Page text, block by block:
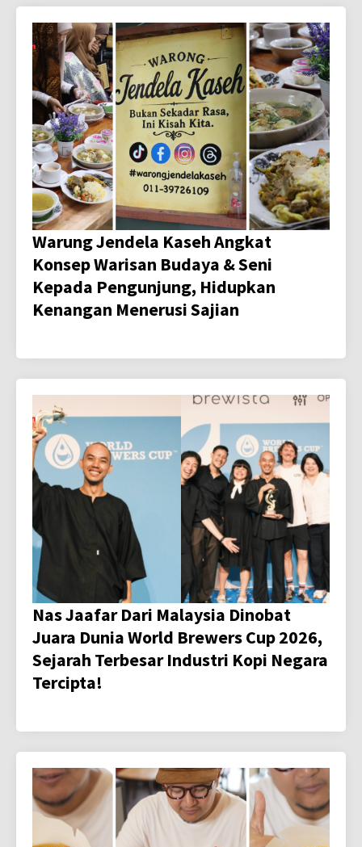
Warung Jendela Kaseh Angkat
Konsep Warisan Budaya & Seni
Kepada Pengunjung, Hidupkan
Kenangan Menerusi Sajian
Nas Jaafar Dari Malaysia Dinobat
Juara Dunia World Brewers Cup 2026,
Sejarah Terbesar Industri Kopi Negara
Tercipta!